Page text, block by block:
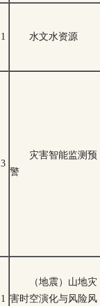
1 水文水资源
3
灾害智能监测预
警
1
（地震）山地灾
害时空演化与风险风